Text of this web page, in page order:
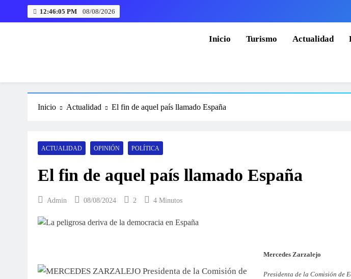
12:46:06 PM 08/08/2026
Inicio Turismo Actualidad
Inicio Actualidad El fin de aquel país llamado España
ACTUALIDAD OPINIÓN POLÍTICA
El fin de aquel país llamado España
Admin 08/08/2024 2 4 Minutos
Mercedes Zarzalejo
Presidenta de la Comisión de